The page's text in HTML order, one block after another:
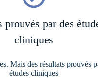
prouvés par des
cliniques
Mais des résultats prouvés
études cliniques